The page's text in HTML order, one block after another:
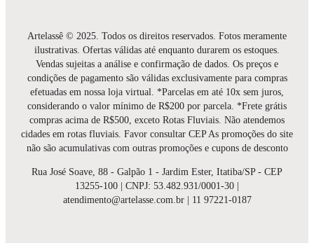
Artelassê © 2025. Todos os direitos reservados. Fotos meramente
ilustrativas. Ofertas válidas até enquanto durarem os estoques.
Vendas sujeitas a análise e confirmação de dados. Os preços e
condições de pagamento são válidas exclusivamente para compras
efetuadas em nossa loja virtual. *Parcelas em até 10x sem juros,
considerando o valor mínimo de R$200 por parcela. *Frete grátis
compras acima de R$500, exceto Rotas Fluviais. Não atendemos
cidades em rotas fluviais. Favor consultar CEP As promoções do site
não são acumulativas com outras promoções e cupons de desconto
Rua José Soave, 88 - Galpão 1 - Jardim Ester, Itatiba/SP - CEP
13255-100 | CNPJ: 53.482.931/0001-30 |
atendimento@artelasse.com.br | 11 97221-0187